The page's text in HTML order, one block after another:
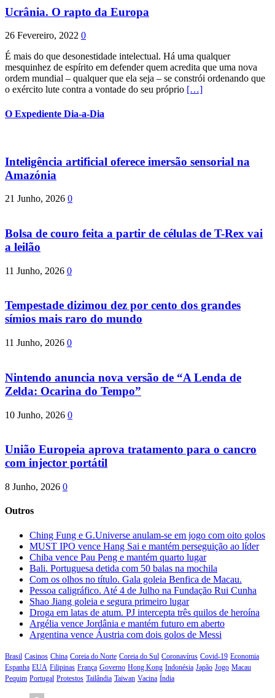
Ucrânia. O rapto da Europa
26 Fevereiro, 2022 0
É mais do que desonestidade intelectual. Há uma qualquer
mesquinhez de espírito em defender quem acredita que uma nova
ordem mundial – qualquer que ela seja – se constrói ordenando que
o exército lute contra a vontade do seu próprio […]
O Expediente Dia-a-Dia
Inteligência artificial oferece imersão sensorial na
Amazónia
21 Junho, 2026 0
Bolsa de couro feita a partir de células de T-Rex vai
a leilão
11 Junho, 2026 0
Tempestade dizimou dez por cento dos grandes
símios mais raro do mundo
11 Junho, 2026 0
Nintendo anuncia nova versão de “A Lenda de
Zelda: Ocarina do Tempo”
10 Junho, 2026 0
União Europeia aprova tratamento para o cancro
com injector portátil
8 Junho, 2026 0
Outros
Ching Fung e G.Universe anulam-se em jogo com oito golos
MUST IPO vence Hang Sai e mantém perseguição ao líder
Chiba vence Pau Peng e mantém quarto lugar
Bali. Portuguesa detida com 50 balas na mochila
Com os olhos no título. Gala goleia Benfica de Macau.
Pessoa caligráfico. Até 4 de Julho na Fundação Rui Cunha
Shao Jiang goleia e segura primeiro lugar
Droga em latas de atum. PJ intercepta três quilos de heroína
Argélia vence Jordânia e mantém futuro em aberto
Argentina vence Áustria com dois golos de Messi
Brasil Casinos China Coreia do Norte Coreia do Sul Coronavírus Covid-19 Economia
Espanha EUA Filipinas França Governo Hong Kong Indonésia Japão Jogo Macau
Pequim Portugal Protestos Tailândia Taiwan Vacina Índia